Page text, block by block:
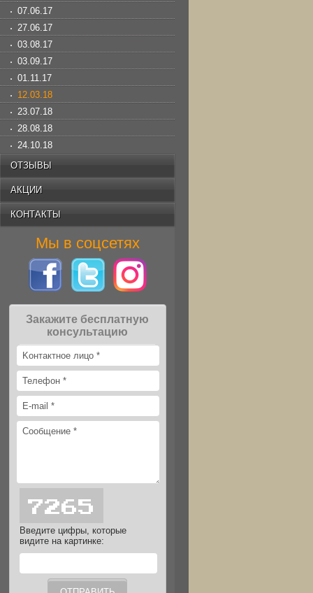
07.06.17
27.06.17
03.08.17
03.09.17
01.11.17
12.03.18
23.07.18
28.08.18
24.10.18
ОТЗЫВЫ
АКЦИИ
КОНТАКТЫ
Мы в соцсетях
Закажите бесплатную
консультацию
Введите цифры, которые
видите на картинке: